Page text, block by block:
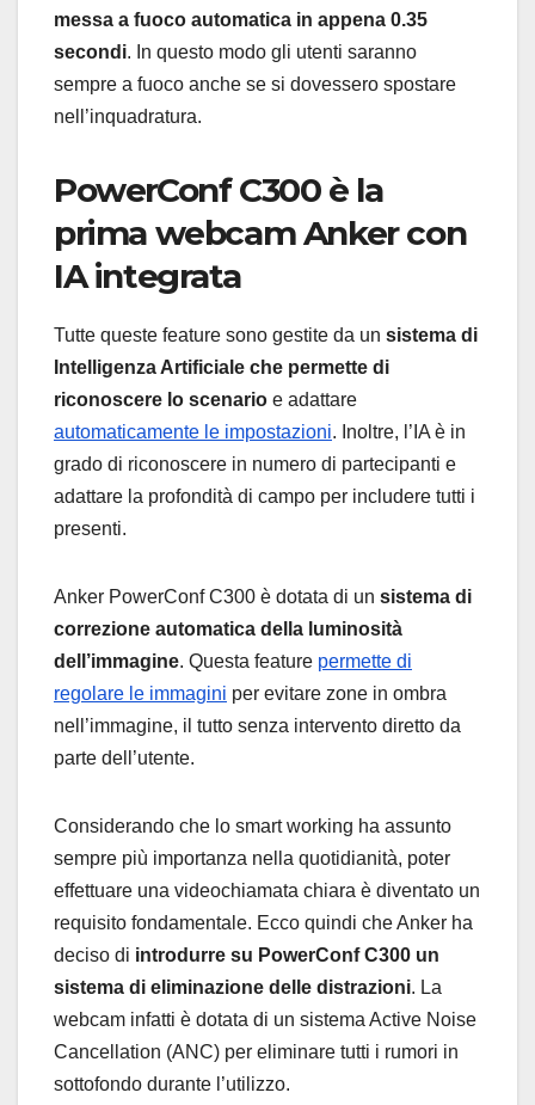
messa a fuoco automatica in appena 0.35
secondi. In questo modo gli utenti saranno
sempre a fuoco anche se si dovessero spostare
nell’inquadratura.
PowerConf C300 è la
prima webcam Anker con
IA integrata
Tutte queste feature sono gestite da un sistema di
Intelligenza Artificiale che permette di
riconoscere lo scenario e adattare
automaticamente le impostazioni. Inoltre, l’IA è in
grado di riconoscere in numero di partecipanti e
adattare la profondità di campo per includere tutti i
presenti.
Anker PowerConf C300 è dotata di un sistema di
correzione automatica della luminosità
dell’immagine. Questa feature permette di
regolare le immagini per evitare zone in ombra
nell’immagine, il tutto senza intervento diretto da
parte dell’utente.
Considerando che lo smart working ha assunto
sempre più importanza nella quotidianità, poter
effettuare una videochiamata chiara è diventato un
requisito fondamentale. Ecco quindi che Anker ha
deciso di introdurre su PowerConf C300 un
sistema di eliminazione delle distrazioni. La
webcam infatti è dotata di un sistema Active Noise
Cancellation (ANC) per eliminare tutti i rumori in
sottofondo durante l’utilizzo.